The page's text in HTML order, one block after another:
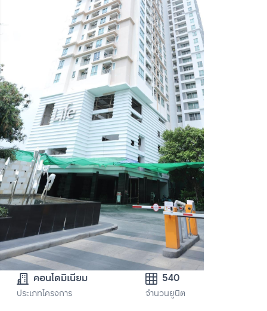
คอนโดมิเนียม
ประเภทโครงการ
540
จำนวนยูนิต